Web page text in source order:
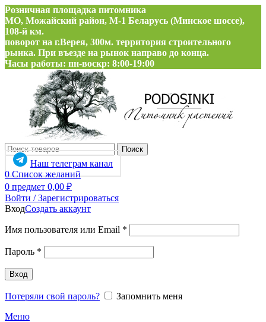
Розничная площадка питомника
МО, Можайский район, М-1 Беларусь (Минское шоссе),
108-й км.
поворот на г.Верея, 300м. территория строительного
рынка. При въезде на рынок направо до конца.
Часы работы: пн-воскр: 8:00-19:00
Поиск
Наш телеграм канал
0 Список желаний
0 предмет 0,00 ₽
Войти / Зарегистрироваться
ВходСоздать аккаунт
Имя пользователя или Email *
Пароль *
Вход
Потеряли свой пароль?
Запомнить меня
Меню